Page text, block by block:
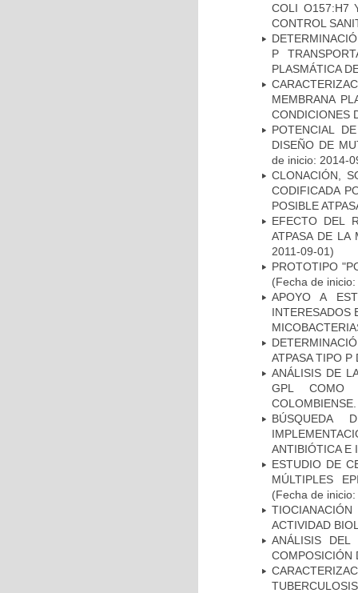
COLI O157:H7
CONTROL
P
PLASMÁTICA
MEMBRANA
CONDICIONES
POTENCIAL
DISEÑO DE
de inicio: 2014-
CLONACIÓN,
CODIFICADA
POSIBLE
EFECTO DEL
ATPASA DE LA
2011-09-01)
PROTOTIPO
(Fecha de
APOYO A
INTERESADOS
ATPASA TIPO
ANÁLISIS DE
GPL COMO
COLOMBIENSE.
BÚSQUEDA
ANTIBIÓTICA E
ESTUDIO DE
MÚLTIPLES
(Fecha de
ACTIVIDAD
ANÁLISIS DEL
COMPOSICIÓN